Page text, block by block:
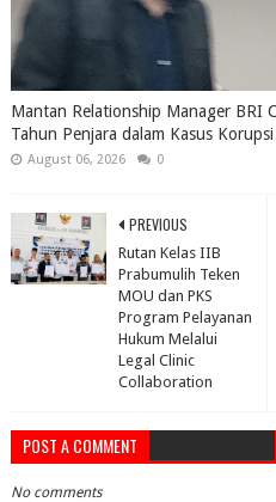
Mantan Relationship Manager BRI
Tahun Penjara dalam Kasus
August 06, 2026 0
PREVIOUS
Rutan Kelas IIB
Prabumulih Teken
MOU dan PKS
Program Pelayanan
Hukum Melalui
Legal Clinic
Collaboration
POST A COMMENT
No comments